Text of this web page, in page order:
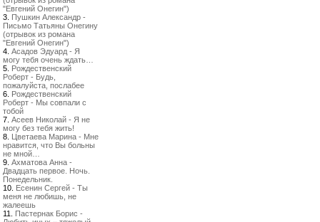
"Евгений Онегин")
3. Пушкин Александр -
Письмо Татьяны Онегину
(отрывок из романа
"Евгений Онегин")
4. Асадов Эдуард - Я
могу тебя очень ждать…
5. Рождественский
Роберт - Будь,
пожалуйста, послабее
6. Рождественский
Роберт - Мы совпали с
тобой
7. Асеев Николай - Я не
могу без тебя жить!
8. Цветаева Марина - Мне
нравится, что Вы больны
не мной…
9. Ахматова Анна -
Двадцать первое. Ночь.
Понедельник.
10. Есенин Сергей - Ты
меня не любишь, не
жалеешь
11. Пастернак Борис -